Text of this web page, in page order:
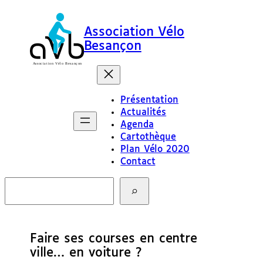
Association Vélo
Besançon
Présentation
Actualités
Agenda
Cartothèque
Plan Vélo 2020
Contact
c
Faire ses courses en centre
ville… en voiture ?